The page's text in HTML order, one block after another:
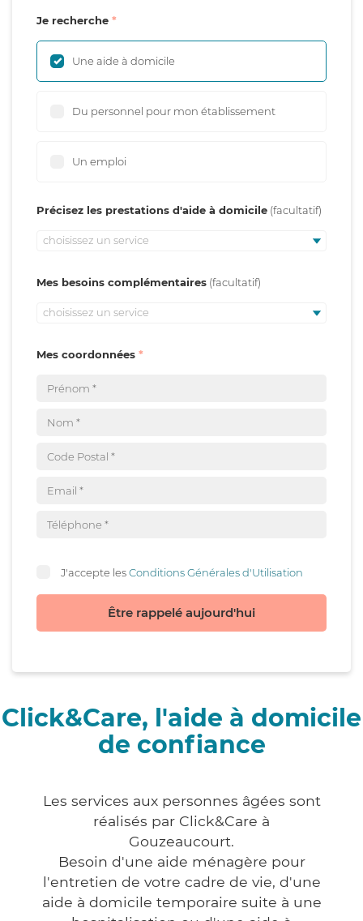
Je recherche
Une aide à domicile
Du personnel pour mon établissement
Un emploi
Précisez les prestations d'aide à domicile
choisissez un service
Mes besoins complémentaires
choisissez un service
Mes coordonnées
J'accepte lesConditions Générales d'Utilisation
Être rappelé aujourd'hui
Click&Care, l'aide à domicile
de confiance
Les services aux personnes âgées sont
réalisés par Click&Care à
Gouzeaucourt.
Besoin d'une aide ménagère pour
l'entretien de votre cadre de vie, d'une
aide à domicile temporaire suite à une